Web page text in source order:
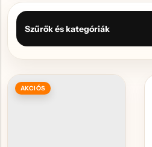
Szűrők és kategóriák
AKCIÓS